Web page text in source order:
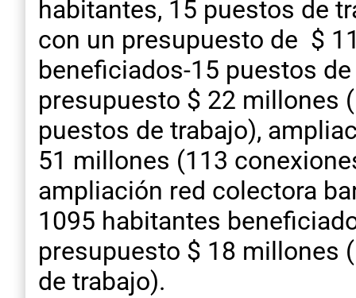
habitantes, 15 puestos de
con un presupuesto de $
beneficiados-15 puestos
presupuesto $ 22 millones
puestos de trabajo),
51 millones (113
ampliación red colectora
1095 habitantes
presupuesto $ 18 millones
de trabajo).